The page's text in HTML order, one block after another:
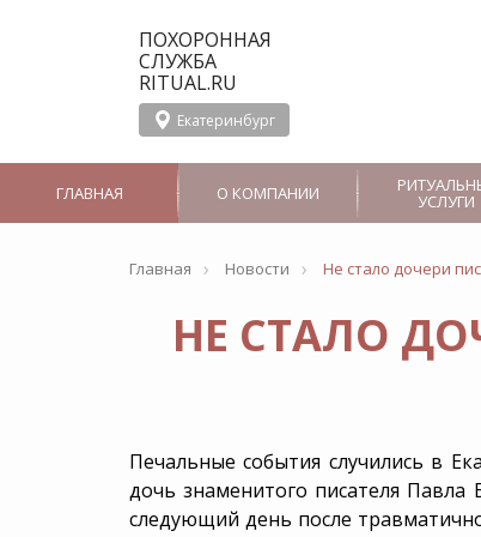
ПОХОРОННАЯ
СЛУЖБА
RITUAL.RU
Екатеринбург
ГЛАВНАЯ О КОМПАНИИ
О службе Ritual.ru
Новости
СМИ о
УСЛУГИ
Организация
Вызов ритуального
Панихида
Отпевание
Груз 200
Главная › Новости › Не стало дочери
НЕ СТАЛО
Печальные события случились в
дочь знаменитого писателя
следующий день после